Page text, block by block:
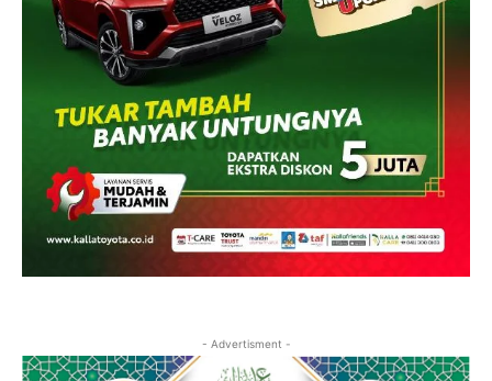
- Advertisment -